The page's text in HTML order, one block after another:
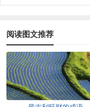
阅读图文推荐